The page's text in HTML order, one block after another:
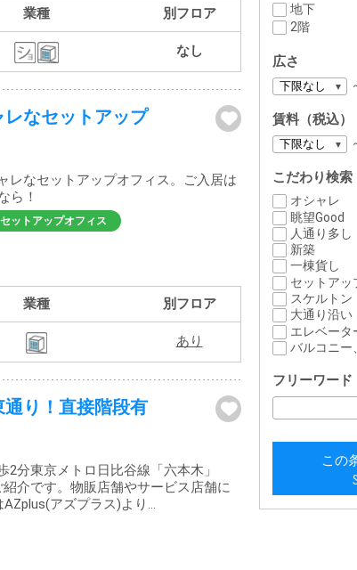
業種 別フロア
なし
なセットアップ
レなセットアップオフィス。ご入居は
ら！
セットアップオフィス
業種 別フロア
あり
り！直接階段有
分東京メトロ日比谷線「六本木」
介です。物販店舗やサービス店舗に
アズプラス)より...
地下
2階
広さ
賃料（税込）
こだわり検索
オシャレ
眺望Good
人通り多し
新築
一棟貨し
セットアッ
スケルトン
大通り沿い
エレベータ
バルコニー
フリーワード
この